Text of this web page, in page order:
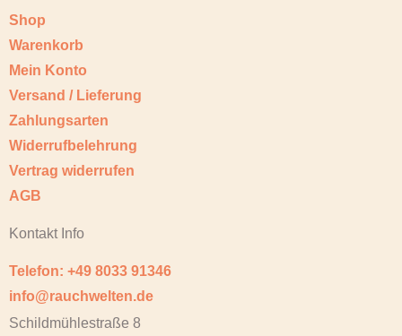
Shop
Warenkorb
Mein Konto
Versand / Lieferung
Zahlungsarten
Widerrufbelehrung
Vertrag widerrufen
AGB
Kontakt Info
Telefon: +49 8033 91346
info@rauchwelten.de
Schildmühlestraße 8